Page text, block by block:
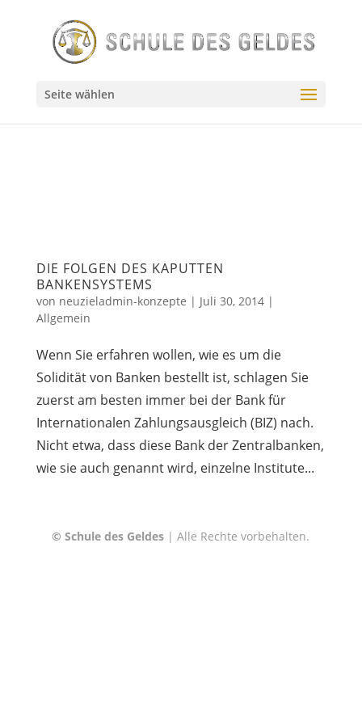
by user10201522, modified by community. See post
'Timeline' for change history // Retrieved 2026-07-23,
Seite wählen
DIE FOLGEN DES KAPUTTEN
BANKENSYSTEMS
von neuzieladmin-konzepte | Juli 30, 2014|
Allgemein
Wenn Sie erfahren wollen, wie es um die
Solidität von Banken bestellt ist, schlagen Sie
zuerst am besten immer bei der Bank für
Internationalen Zahlungsausgleich (BIZ) nach.
Nicht etwa, dass diese Bank der Zentralbanken,
wie sie auch genannt wird, einzelne Institute...
© Schule des Geldes | Alle Rechte vorbehalten.